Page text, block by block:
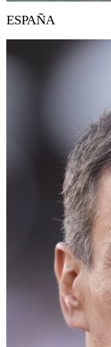
ESPAÑA